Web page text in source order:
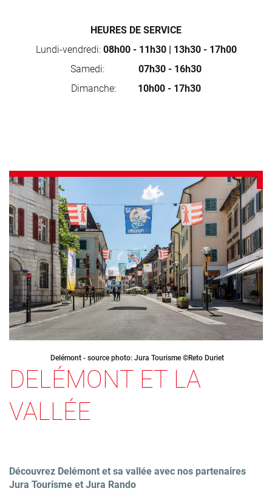
HEURES DE SERVICE
Lundi-vendredi:08h00 - 11h30 | 13h30 - 17h00
Samedi: 07h30 - 16h30
Dimanche: 10h00 - 17h30
Delémont - source photo: Jura Tourisme ©Reto Duriet
DELÉMONT ET LA
VALLÉE
Découvrez Delémont et sa vallée avec nos partenaires
Jura Tourisme et Jura Rando